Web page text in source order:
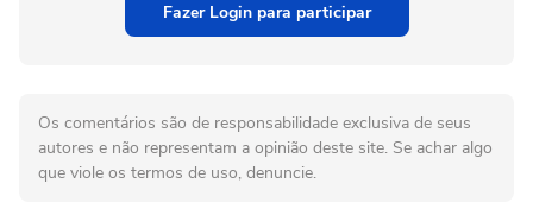
Fazer Login para participar
Os comentários são de responsabilidade exclusiva de seus
autores e não representam a opinião deste site. Se achar algo
que viole os termos de uso, denuncie.